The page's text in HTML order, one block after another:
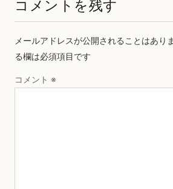
コメントを残す
メールアドレスが公開されることはあり
る欄は必須項目です
コメント ※